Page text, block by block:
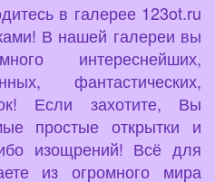
в галерее 123ot.ru
В нашей галереи вы
интереснейших,
фантастических,
Если захотите, Вы
простые открытки и
изощрений! Всё для
из огромного мира